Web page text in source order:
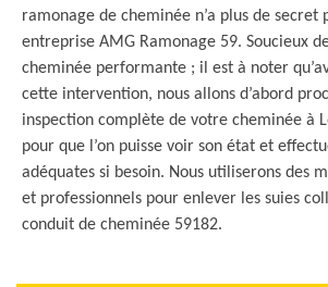
ramonage de cheminée n’a plus de secret
entreprise AMG Ramonage 59. Soucieux
cheminée performante ; il est à noter
cette intervention, nous allons d’abord
inspection complète de votre cheminée à
pour que l’on puisse voir son état et
adéquates si besoin. Nous utiliserons des
et professionnels pour enlever les suies
conduit de cheminée 59182.